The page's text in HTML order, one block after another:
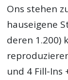
Ons stehen
hauseigene
deren 1.200)
und 4 Fill-Ins